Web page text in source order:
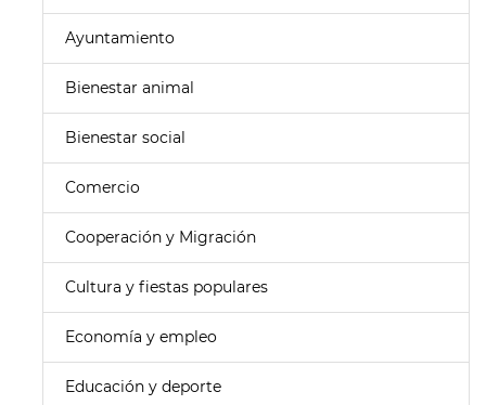
Ayuntamiento
Bienestar animal
Bienestar social
Comercio
Cooperación y Migración
Cultura y fiestas populares
Economía y empleo
Educación y deporte